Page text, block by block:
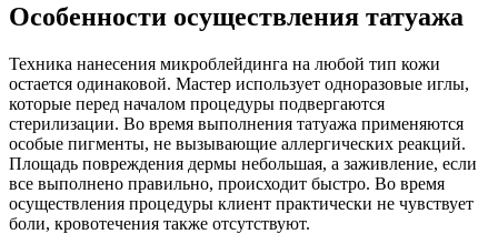
Особенности осуществления татуажа
Техника нанесения микроблейдинга на любой тип кожи
остается одинаковой. Мастер использует одноразовые иглы,
которые перед началом процедуры подвергаются
стерилизации. Во время выполнения татуажа применяются
особые пигменты, не вызывающие аллергических реакций.
Площадь повреждения дермы небольшая, а заживление, если
все выполнено правильно, происходит быстро. Во время
осуществления процедуры клиент практически не чувствует
боли, кровотечения также отсутствуют.